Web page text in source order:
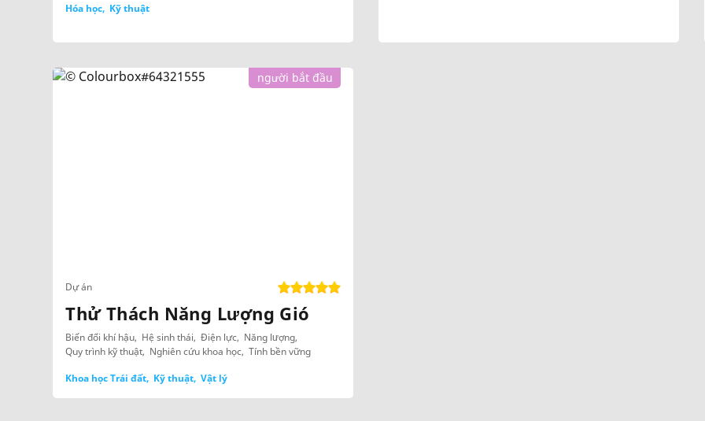
Hóa học Kỹ thuật
người bắt đầu
Dự án
Thử Thách Năng Lượng Gió
Biến đổi khí hậu Hệ sinh thái Điện lực Năng lượng
Quy trình kỹ thuật Nghiên cứu khoa học Tính bền vững
Khoa học Trái đất Kỹ thuật Vật lý